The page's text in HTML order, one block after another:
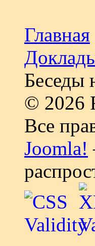
Главная
Беседы
© 2026
Все
Joomla!